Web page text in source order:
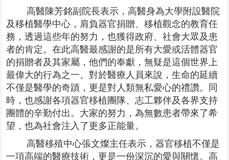
高醫陳芳銘副院長表示，高醫身為大學附設醫院
及移植醫學中心，肩負器官捐贈、移植觀念的教育任
務，透過這些年的努力，也獲得政府、社會大眾及患
者的肯定。在此高醫最感謝的是所有大愛或活體器官
的捐贈者及其家屬，他們的奉獻，無疑是這個世界上
最偉大的行為之一。對於醫療人員來說，生命的延續
不僅是醫學的奇蹟，更是對人類無私愛心的禮讚。同
時，也感謝各項器官移植團隊、志工夥伴及各界支持
團體的辛勤付出。大家的努力，為無數患者帶來了希
望，也為社會注入了更多正能量。
高醫移殖中心張文燦主任表示，器官移植不僅是
一項高端的醫療技術，更是一份深沉的愛與關懷。高